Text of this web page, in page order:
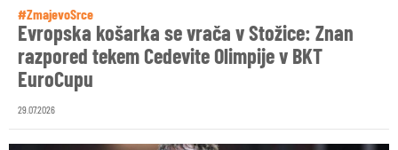
#ZmajevoSrce
Evropska košarka se vrača v Stožice: Znan
razpored tekem Cedevite Olimpije v BKT
EuroCupu
29.07.2026